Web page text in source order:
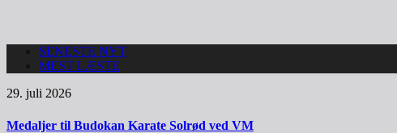
SENESTE NYT
MEST LÆSTE
29. juli 2026
Medaljer til Budokan Karate Solrød ved VM